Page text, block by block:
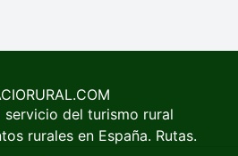
servicio del turismo rural
rurales en España. Rutas.